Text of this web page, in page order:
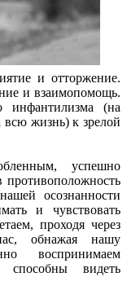
и отторжение.
и взаимопомощь.
инфантилизма (на
всю жизнь) к зрелой
успешно
противоположность
осознанности
и чувствовать
проходя через
обнажая нашу
воспринимаем
способны видеть